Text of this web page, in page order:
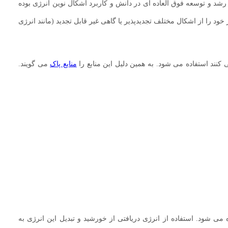
رشد و توسعه فوق العاده ای در دانش و کاربرد اشکال نوین انرژی بوده
از اشکال مختلف تجدیدپذیر یا گاهی غیر قابل تجدید (مانند انرژی
استفاده می شود. به همین دلیل این منابع را منابع پاک می گویند.
استفاده از انرژی دریافتی از خورشید و تبدیل این انرژی به